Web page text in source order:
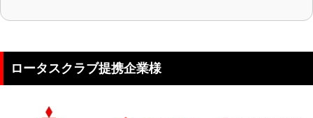
ロータスクラブ提携企業様